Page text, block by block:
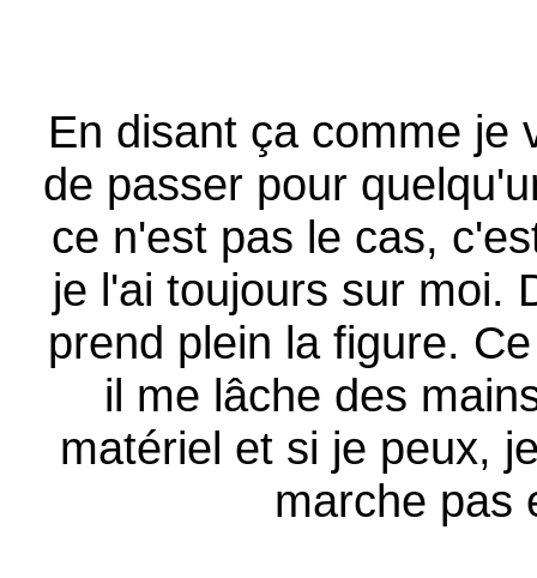
En disant ça comme je
de passer pour
ce n'est pas le cas,
je l'ai toujours sur moi.
prend plein la figure.
il me lâche des
matériel et si je peux,
marche pas